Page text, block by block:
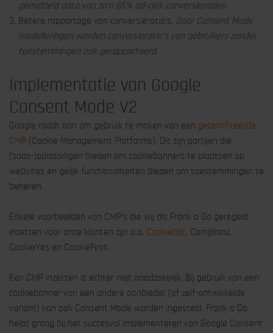
gemiddeld data van zo’n 65% ad-click conversiepaden.
Betere rapportage van conversieratio’s. Door Consent Mode
modelleringen worden conversieratio’s van gebruikers zonder
toestemmingen ook gerapporteerd.
Implementatie van Google
Consent Mode V2
Google raadt aan om gebruik te maken van een gecertificeerde
CMP (Cookie Management Platforms). Dit zijn partijen die
(saas-)oplossingen bieden om cookiebanners te plaatsen op
websites en gelijk functionaliteiten bieden om toestemmingen te
beheren.
Enkele voorbeelden van CMP’s die wij als Frank a Do geregeld
inzetten voor onze klanten zijn o.a. Cookiebot, Complianz,
CookieYes en CookieFirst.
Een CMP inzetten is echter niet noodzakelijk. Bij gebruik van een
cookiebanner van een andere aanbieder (of zelf-ontwikkelde
variant) kan ook Consent Mode worden ingesteld. Frank a Do
helpt graag bij het succesvol implementeren van Google Consent